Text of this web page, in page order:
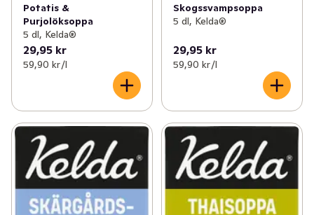
Potatis &
Purjolöksoppa
5 dl, Kelda®
29,95 kr
59,90 kr /l
Skogssvampsoppa
5 dl, Kelda®
29,95 kr
59,90 kr /l